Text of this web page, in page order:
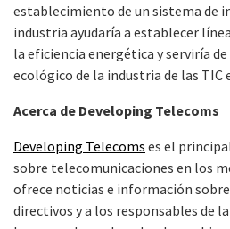
establecimiento de un sistema de
industria ayudaría a establecer
la eficiencia energética y serviría
ecológico de la industria de las TIC
Acerca de Developing Telecoms
Developing Telecoms es el
sobre telecomunicaciones en los
ofrece noticias e información
directivos y a los responsables de